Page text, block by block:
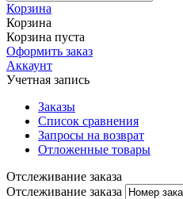
Корзина
Корзина
Корзина пуста
Оформить заказ
Аккаунт
Учетная запись
Заказы
Список сравнения
Запросы на возврат
Отложенные товары
Отслеживание заказа
Отслеживание заказа